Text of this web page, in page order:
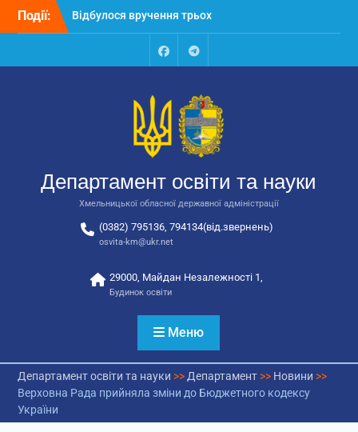
Перейти
Події:
Відбулося вручення трьох
автобусів для потреб
Відбулося засідання
освіти та науки обласної
державної адміністрації
Відбулась обласна
національно-патріотичне
виховання
FacebookTalegram
Департамент освіти та науки
Хмельницької обласної державної адміністрації
(0382) 795136, 794134(від.звернень)
osvita-km@ukr.net
29000, Майдан Незалежності 1,
Будинок освіти
Меню
Департамент освіти та науки >> Департамент>> Новини >>
Верховна Рада прийняла зміни до Бюджетного кодексу
України